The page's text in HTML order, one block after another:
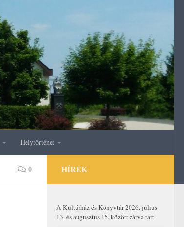
Helytörténet
0 HÍREK
A Kultúrház és Könyvtár 2026. július
13. és augusztus 16. között zárva tart